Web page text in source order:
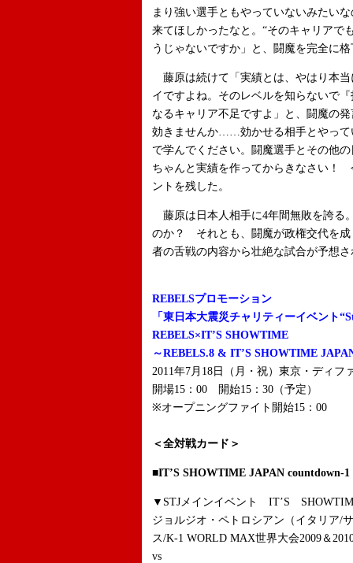
まり強い選手ともやっていないみたい
来てほしかったなと。“そのキャリアで
うじゃないですか」と、闘魔を完全に
藤原は続けて「実績とは、やはり本
イですよね。そのレベルを知らないで
なるキャリア不足ですよ」と、闘魔の
効きませんか……効かせる相手とやっ
で学んでください。闘魔選手とその他
ちゃんと実績を作ってからきなさい！
ントを残した。
藤原は日本人相手に4年間無敗を誇る
のか？ それとも、闘魔が政権交代を
者の舌戦の内容から壮絶な試合が予想
REBELSプロモーション
「東日本大震災チャリティーイベント
REBELS×IT’S SHOWTIME
～REBELS.8 & IT’S SHOWTIME
2011年7月18日（月・祝）東京・ディフ
開場15：00 開始15：30（予定）
※オープニングファイト開始15：00
＜全対戦カード＞
■IT’S SHOWTIME JAPAN countdown-
▼STJメインイベント IT’S
ジョルジオ・ペトロシアン（イタリア/
ス/K-1 WORLD MAX世界大会2009＆
vs